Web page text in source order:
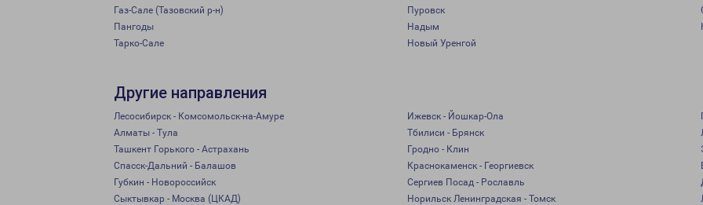
Газ-Сале (Тазовский р-н)
Пуровск
Пангоды
Надым
Тарко-Сале
Новый Уренгой
Другие направления
Лесосибирск - Комсомольск-на-Амуре Ижевск - Йошкар-Ола
Алматы - Тула
Тбилиси - Брянск
Ташкент Горького - Астрахань
Гродно - Клин
Спасск-Дальний - Балашов
Краснокаменск - Георгиевск
Губкин - Новороссийск
Сергиев Посад - Рославль
Сыктывкар - Москва (ЦКАД)
Норильск Ленинградская - Томск